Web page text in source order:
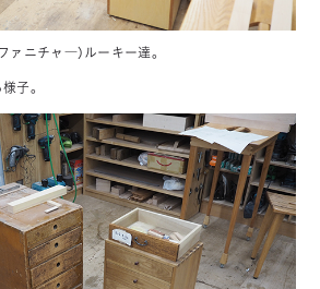
ァニチャ―）ルーキー達。
子。